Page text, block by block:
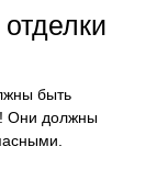
быть
Они должны